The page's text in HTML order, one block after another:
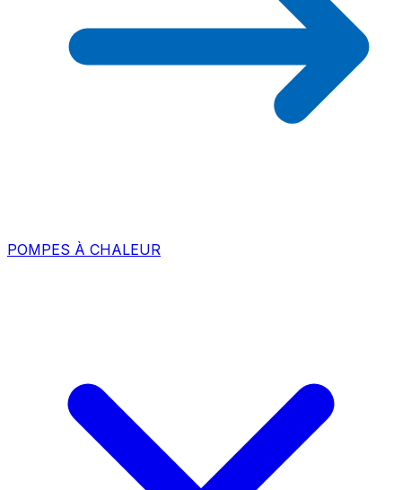
POMPES À CHALEUR